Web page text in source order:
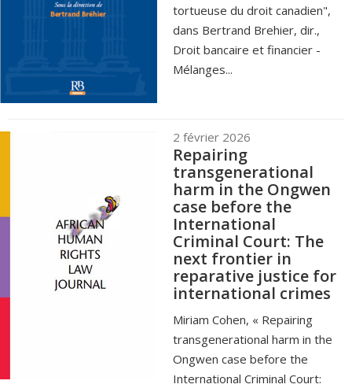
tortueuse du droit canadien",
dans Bertrand Brehier, dir.,
Droit bancaire et financier -
Mélanges...
2 février 2026
Repairing
transgenerational
harm in the Ongwen
case before the
International
Criminal Court: The
next frontier in
reparative justice for
international crimes
Miriam Cohen, « Repairing
transgenerational harm in the
Ongwen case before the
International Criminal Court: